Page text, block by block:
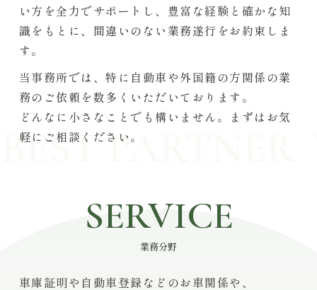
い方を全力でサポートし、豊富な経験と確かな知
識をもとに、間違いのない業務遂行をお約束しま
す。
当事務所では、特に自動車や外国籍の方関係の業
務のご依頼を数多くいただいております。
どんなに小さなことでも構いません。まずはお気
軽にご相談ください。
PARTNER
SERVICE
業務分野
車庫証明や自動車登録などのお車関係や、